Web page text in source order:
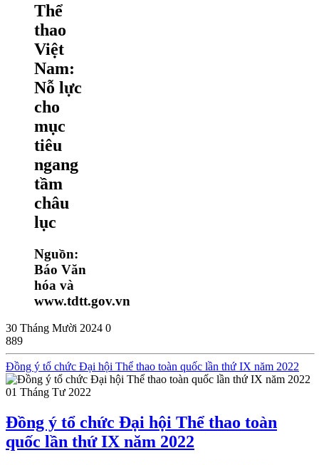
Thể
thao
Việt
Nam:
Nỗ lực
cho
mục
tiêu
ngang
tầm
châu
lục
Nguồn:
Báo Văn
hóa và
www.tdtt.gov.vn
30 Tháng Mười 2024 0
889
Đồng ý tổ chức Đại hội Thể thao toàn quốc lần thứ IX năm 2022
01 Tháng Tư 2022
Đồng ý tổ chức Đại hội Thể thao toàn
quốc lần thứ IX năm 2022